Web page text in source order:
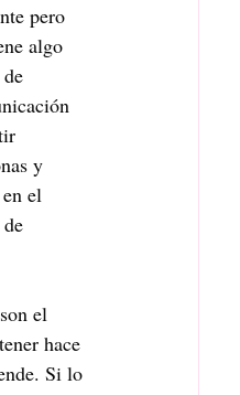
pero
algo
y
el
el
hace
Si lo